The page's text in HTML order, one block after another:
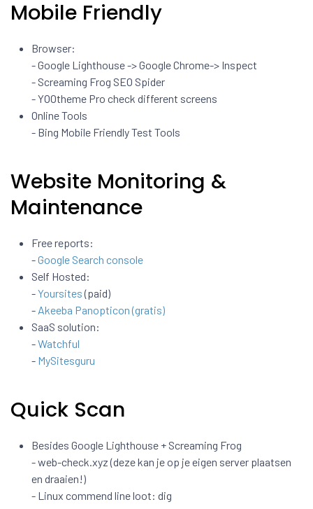
Mobile Friendly
Browser:
- Google Lighthouse -> Google Chrome-> Inspect
- Screaming Frog SEO Spider
- YOOtheme Pro check different screens
Online Tools
- Bing Mobile Friendly Test Tools
Website Monitoring &
Maintenance
Free reports:
-Google Search console
Self Hosted:
-Yoursites(paid)
- Akeeba Panopticon (gratis)
SaaS solution:
-Watchful
- MySitesguru
Quick Scan
Besides Google Lighthouse + Screaming Frog
- web-check.xyz (deze kan je op je eigen server plaatsen
en draaien!)
- Linux commend line loot: dig